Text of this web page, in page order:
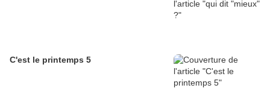
C'est le printemps 5